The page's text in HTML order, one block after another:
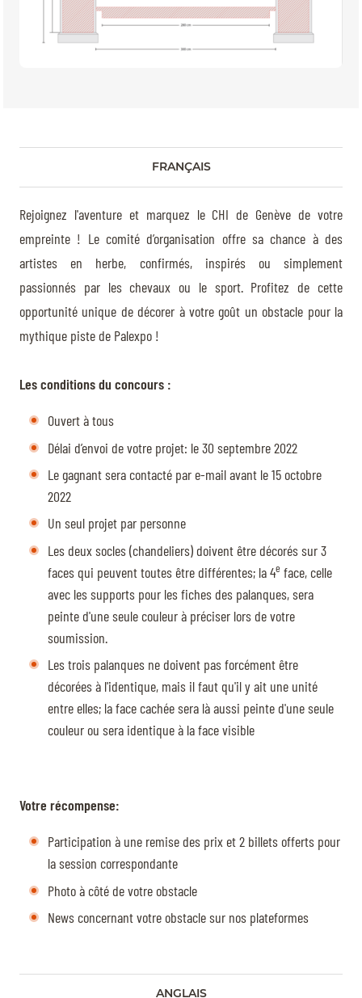
FRANÇAIS
Rejoignez l'aventure et marquez le CHI de Genève de votre
empreinte ! Le comité d’organisation offre sa chance à des
artistes en herbe, confirmés, inspirés ou simplement
passionnés par les chevaux ou le sport. Profitez de cette
opportunité unique de décorer à votre goût un obstacle pour la
mythique piste de Palexpo !
Les conditions du concours :
Ouvert à tous
Délai d’envoi de votre projet: le 30 septembre 2022
Le gagnant sera contacté par e-mail avant le 15 octobre
2022
Un seul projet par personne
Les deux socles (chandeliers) doivent être décorés sur 3
faces qui peuvent toutes être différentes; la 4e face, celle
avec les supports pour les fiches des palanques, sera
peinte d'une seule couleur à préciser lors de votre
soumission.
Les trois palanques ne doivent pas forcément être
décorées à l'identique, mais il faut qu'il y ait une unité
entre elles; la face cachée sera là aussi peinte d'une seule
couleur ou sera identique à la face visible
Votre récompense:
Participation à une remise des prix et 2 billets offerts pour
la session correspondante
Photo à côté de votre obstacle
News concernant votre obstacle sur nos plateformes
ANGLAIS